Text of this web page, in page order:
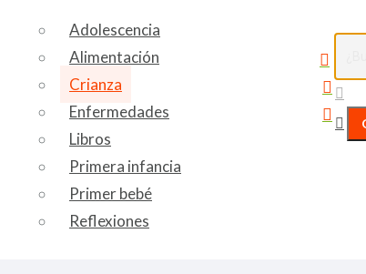
Adolescencia
Alimentación
Crianza
Enfermedades
Libros
Primera infancia
Primer bebé
Reflexiones
page
page
page